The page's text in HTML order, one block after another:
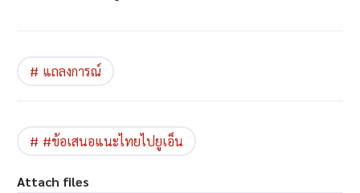
แถลงการณ์
#ข้อเสนอแนะไทยไปยูเอ็น
Attach files